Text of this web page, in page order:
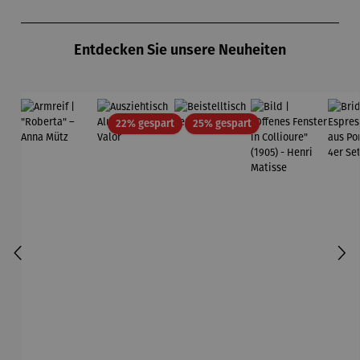
Entdecken Sie unsere Neuheiten
22% gespartRabatt25% gespartRabatt